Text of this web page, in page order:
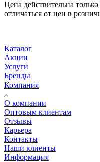
Цена действительна
отличаться от цен в
Каталог
Акции
Услуги
Бренды
Компания
О компании
Оптовым клиентам
Отзывы
Карьера
Контакты
Наши клиенты
Информация